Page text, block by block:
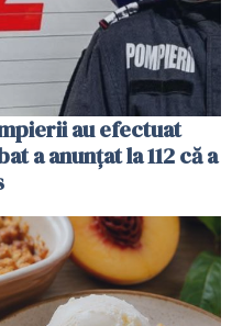
au efectuat
a anunțat la 112 că a